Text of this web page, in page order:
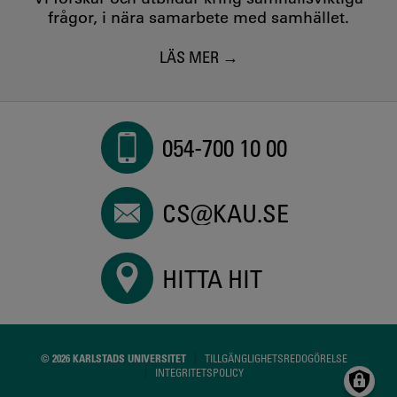
frågor, i nära samarbete med samhället.
LÄS MER
054-700 10 00
CS@KAU.SE
HITTA HIT
© 2026 KARLSTADS UNIVERSITET
TILLGÄNGLIGHETSREDOGÖRELSE
INTEGRITETSPOLICY